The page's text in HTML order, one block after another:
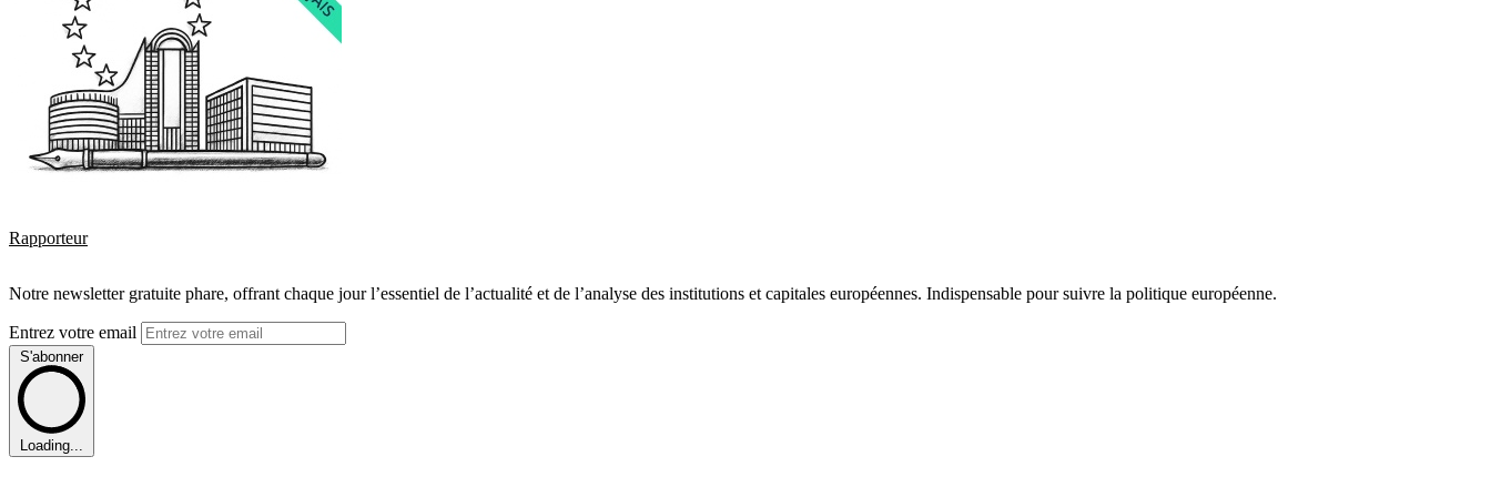
Rapporteur
Notre newsletter gratuite phare, offrant chaque jour l’essentiel de l’actualité et de l’analyse des institutions et capitales européennes. Indispensable pour suivre la politique européenne.
Entrez votre email
S'abonner
Loading...